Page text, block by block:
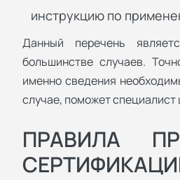
инструкцию по
Данный перечень
большинстве случаев.
именно сведения
случае, поможет специалист
ПРАВИЛА